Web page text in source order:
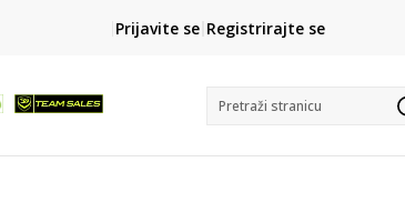
CLICK& COLLECT
besplatno preuzimanje u trgovini
Prijavite se Registrirajte se
Pretraži stranicu